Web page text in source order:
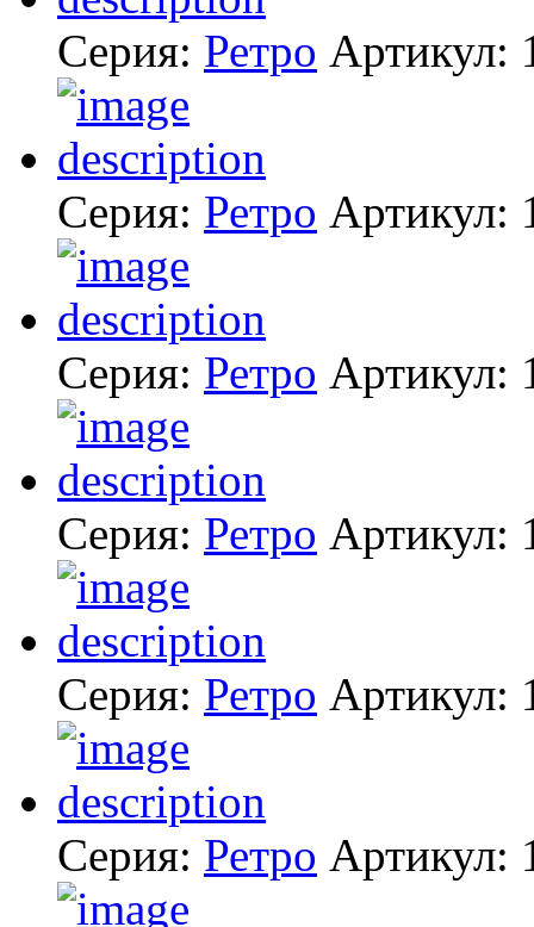
Серия: Ретро Артикул:
Серия: Ретро Артикул:
Серия: Ретро Артикул:
Серия: Ретро Артикул:
Серия: Ретро Артикул:
Серия: Ретро Артикул: